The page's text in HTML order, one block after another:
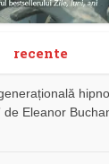
recente
de Eleanor